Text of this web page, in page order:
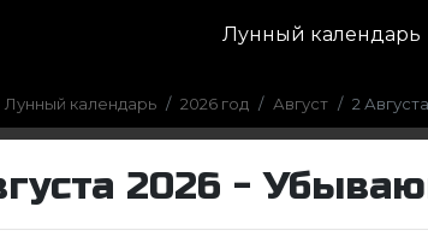
Лунный календарь
Лунный календарь 2026 год Август 2 Августа
2026 -